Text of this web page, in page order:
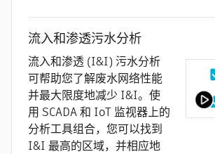
流入和渗透污水分析
流入和渗透 (I&I) 污水分析
可帮助您了解废水网络性能
并最大限度地减少 I&I。使
用 SCADA 和 IoT 监视器上的
分析工具组合，您可以找到
I&I 最高的区域，并相应地